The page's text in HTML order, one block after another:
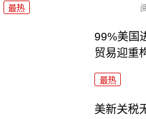
最热
99%美国
贸易迎重
最热
美新关税